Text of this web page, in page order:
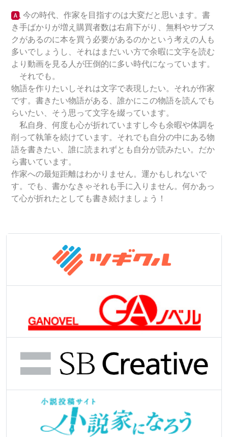
今の時代、作家を目指すのは大変だと思います。書
き手ばかりが増え購買者数は右肩下がり、無料やサブス
クがあるのに本を買う必要があるのかという考えの人も
多いでしょうし、それはまだいい方で余暇に文字を読む
より動画を見る人が圧倒的に多い時代になっています。
それでも。
物語を作りたいしそれは文字で表現したい。それが作家
です。書きたい物語がある、誰かにこの物語を読んでも
らいたい、そう思って文字を綴っています。
私自身、何度も心が折れていますし今も余暇や体調を
削って執筆を続けています。それでも自分の中にある物
語を書きたい、誰に読まれずとも自分が読みたい。だか
ら書いています。
作家への最短距離はわかりません。運かもしれないで
す。でも、書かなきゃそれも手に入りません。何かあっ
て心が折れたとしても書き続けましょう！